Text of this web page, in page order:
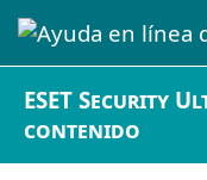
ESET Security
contenido